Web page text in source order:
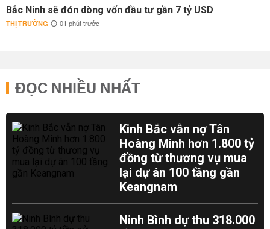
Bắc Ninh sẽ đón dòng vốn đầu tư gần 7 tỷ USD
THỊ TRƯỜNG 01 phút trước
ĐỌC NHIỀU NHẤT
Kinh Bắc vẫn nợ Tân
Hoàng Minh hơn 1.800 tỷ
đồng từ thương vụ mua
lại dự án 100 tầng gần
Keangnam
Ninh Bình dự thu 318.000